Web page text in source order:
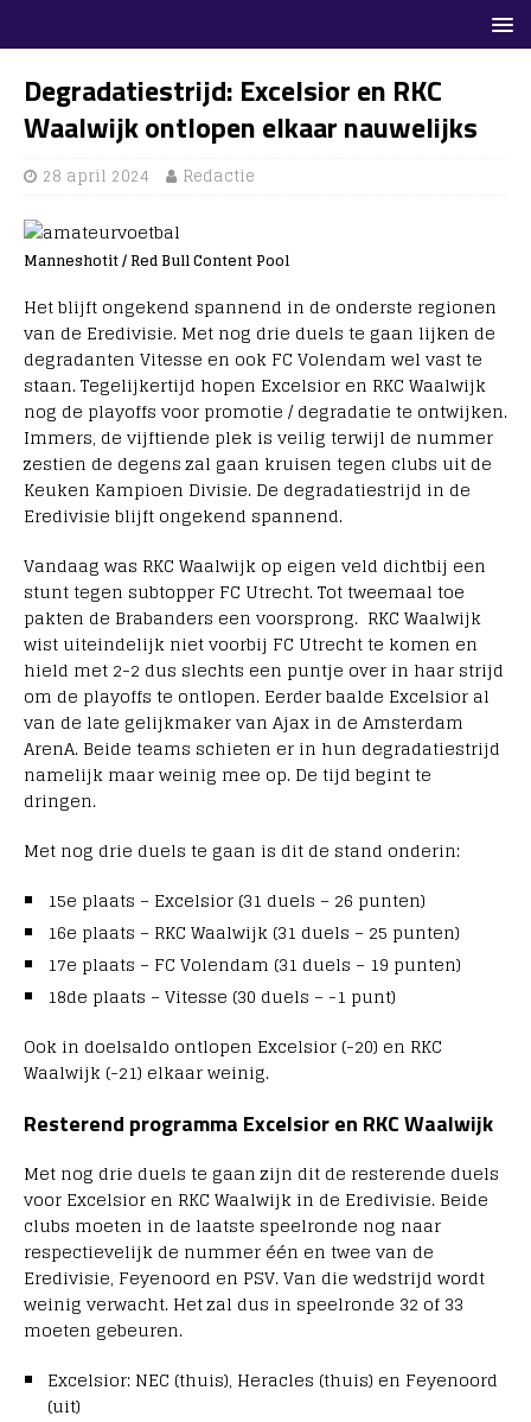
Degradatiestrijd: Excelsior en RKC
Waalwijk ontlopen elkaar nauwelijks
28 april 2024 Redactie
Manneshotit / Red Bull Content Pool
Het blijft ongekend spannend in de onderste regionen
van de Eredivisie. Met nog drie duels te gaan lijken de
degradanten Vitesse en ook FC Volendam wel vast te
staan. Tegelijkertijd hopen Excelsior en RKC Waalwijk
nog de playoffs voor promotie / degradatie te ontwijken.
Immers, de vijftiende plek is veilig terwijl de nummer
zestien de degens zal gaan kruisen tegen clubs uit de
Keuken Kampioen Divisie. De degradatiestrijd in de
Eredivisie blijft ongekend spannend.
Vandaag was RKC Waalwijk op eigen veld dichtbij een
stunt tegen subtopper FC Utrecht. Tot tweemaal toe
pakten de Brabanders een voorsprong. RKC Waalwijk
wist uiteindelijk niet voorbij FC Utrecht te komen en
hield met 2-2 dus slechts een puntje over in haar strijd
om de playoffs te ontlopen. Eerder baalde Excelsior al
van de late gelijkmaker van Ajax in de Amsterdam
ArenA. Beide teams schieten er in hun degradatiestrijd
namelijk maar weinig mee op. De tijd begint te
dringen.
Met nog drie duels te gaan is dit de stand onderin:
15e plaats – Excelsior (31 duels – 26 punten)
16e plaats – RKC Waalwijk (31 duels – 25 punten)
17e plaats – FC Volendam (31 duels – 19 punten)
18de plaats – Vitesse (30 duels – -1 punt)
Ook in doelsaldo ontlopen Excelsior (-20) en RKC
Waalwijk (-21) elkaar weinig.
Resterend programma Excelsior en RKC Waalwijk
Met nog drie duels te gaan zijn dit de resterende duels
voor Excelsior en RKC Waalwijk in de Eredivisie. Beide
clubs moeten in de laatste speelronde nog naar
respectievelijk de nummer één en twee van de
Eredivisie, Feyenoord en PSV. Van die wedstrijd wordt
weinig verwacht. Het zal dus in speelronde 32 of 33
moeten gebeuren.
Excelsior: NEC (thuis), Heracles (thuis) en Feyenoord
(uit)